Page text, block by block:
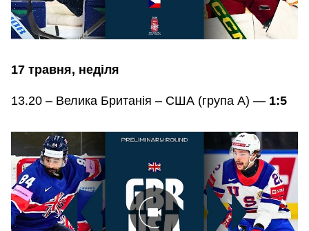
17 травня, неділя
13.20 – Велика Британія – США (група А) — 1:5